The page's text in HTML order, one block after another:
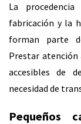
La
fabricación y la
forman parte
Prestar atención
accesibles de
necesidad de
Pequeños